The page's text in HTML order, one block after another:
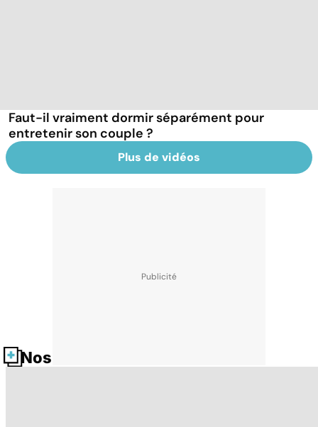
Faut-il vraiment dormir séparément pour
entretenir son couple ?
Plus de vidéos
Nos fiches santé